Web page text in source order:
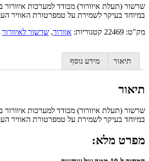
במיוחד בעיקר לשמירת על טמפרטורת האוויר
מק"ט: 22469 קטגוריות: אוורור, שרשור לאיוורור
תיאור מידע נוסף
תיאור
במיוחד בעיקר לשמירת על טמפרטורת האוויר
מפרט מלא: